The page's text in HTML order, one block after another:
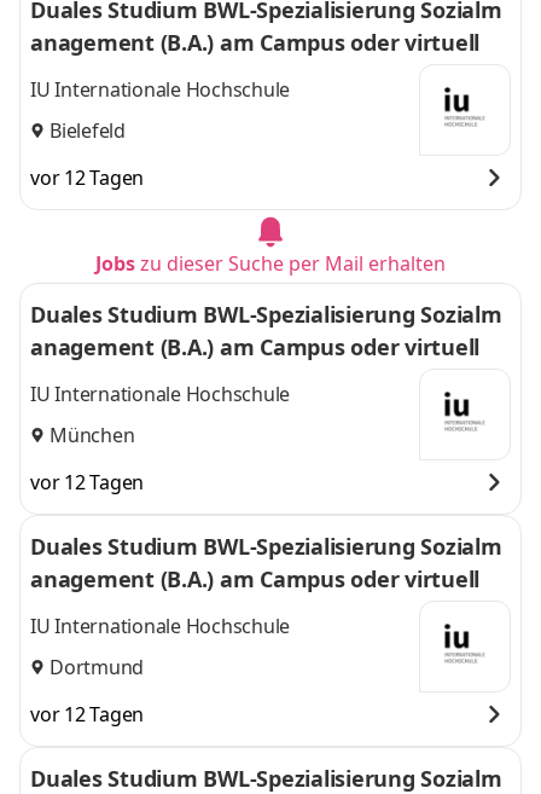
Duales Studium BWL-Spezialisierung Sozialm
anagement (B.A.) am Campus oder virtuell
IU Internationale Hochschule
Bielefeld
vor 12 Tagen
Jobszu dieser Suche per Mail erhalten
Duales Studium BWL-Spezialisierung Sozialm
anagement (B.A.) am Campus oder virtuell
IU Internationale Hochschule
München
vor 12 Tagen
Duales Studium BWL-Spezialisierung Sozialm
anagement (B.A.) am Campus oder virtuell
IU Internationale Hochschule
Dortmund
vor 12 Tagen
Duales Studium BWL-Spezialisierung Sozialm